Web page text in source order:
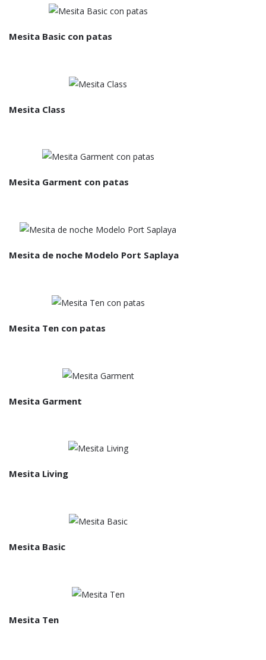
Mesita Basic con patas
Mesita Class
Mesita Garment con patas
Mesita de noche Modelo Port Saplaya
Mesita Ten con patas
Mesita Garment
Mesita Living
Mesita Basic
Mesita Ten